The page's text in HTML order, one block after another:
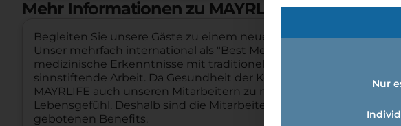
Mehr Informationen zu MAYRLIFE Altaussee
Begleiten Sie unsere Gäste zu einem neuen Lebensgefühl im
Unser mehrfach international als "Best Medical Spa"
medizinische Erkenntnisse mit traditioneller Mayr Medizin und
sinnstiftende Arbeit. Da Gesundheit der Kern unserer
MAYRLIFE auch unseren Mitarbeitern zu mehr Wohlbefinden
Lebensgefühl. Deshalb sind die Mitarbeiterkur sowie
gebotenen Benefits.
Nur